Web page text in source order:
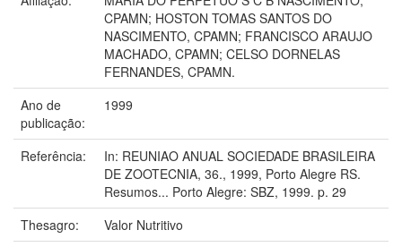
CPAMN; HOSTON TOMAS SANTOS DO
NASCIMENTO, CPAMN; FRANCISCO ARAUJO
MACHADO, CPAMN; CELSO DORNELAS
FERNANDES, CPAMN.
Ano de
publicação:
1999
Referência:
In: REUNIAO ANUAL SOCIEDADE BRASILEIRA
DE ZOOTECNIA, 36., 1999, Porto Alegre RS.
Resumos... Porto Alegre: SBZ, 1999. p. 29
Thesagro:
Valor Nutritivo